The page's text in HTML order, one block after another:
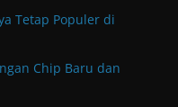
Tetap Populer di
Chip Baru dan